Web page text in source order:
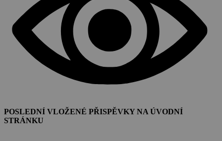
POSLEDNÍ VLOŽENÉ PŘISPĚVKY NA ÚVODNÍ
STRÁNKU